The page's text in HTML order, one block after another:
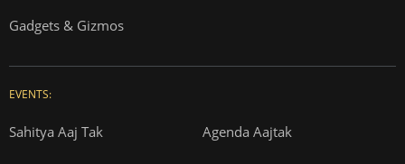
Gadgets & Gizmos
EVENTS:
Sahitya Aaj Tak Agenda Aajtak